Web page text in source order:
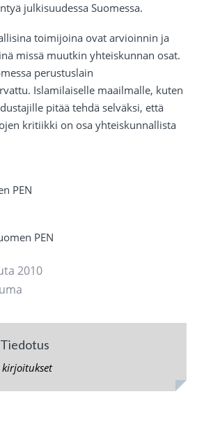
julkisuudessa Suomessa.
toimijoina ovat arvioinnin ja
missä muutkin yhteiskunnan osat.
perustuslain
Islamilaiselle maailmalle, kuten
pitää tehdä selväksi, että
kritiikki on osa yhteiskunnallista
PEN
PEN
2010
kirjoitukset